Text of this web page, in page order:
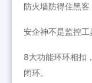
防火墙防得住黑客
安企神不是监控工
8大功能环环相扣
闭环。